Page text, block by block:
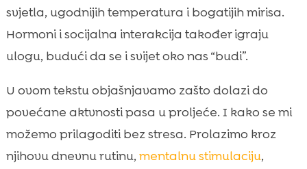
igra prilagođeni pasmini
 Mentalna stimulacija kad je energije
“previše”
idu zajedno
 CricksyDog kao podrška aktivnijem psu u
proljeće
Proljetne alergije i svrbež: kad aktivnost
svjetla, ugodnijih temperatura i bogatijih mirisa.
Hormoni i socijalna interakcija također igraju
ulogu, budući da se i svijet oko nas “budi”.
U ovom tekstu objašnjavamo zašto dolazi do
povećane aktvnosti pasa u proljeće. I kako se mi
možemo prilagoditi bez stresa. Prolazimo kroz
njihovu dnevnu rutinu, mentalnu stimulaciju,